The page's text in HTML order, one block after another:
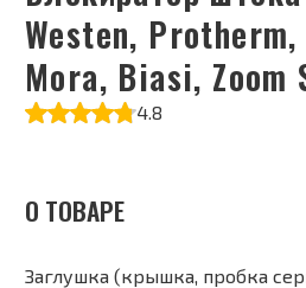
Westen,
Mora, Biasi, Zoom
4.8
О ТОВАРЕ
Заглушка (крышка, пробка